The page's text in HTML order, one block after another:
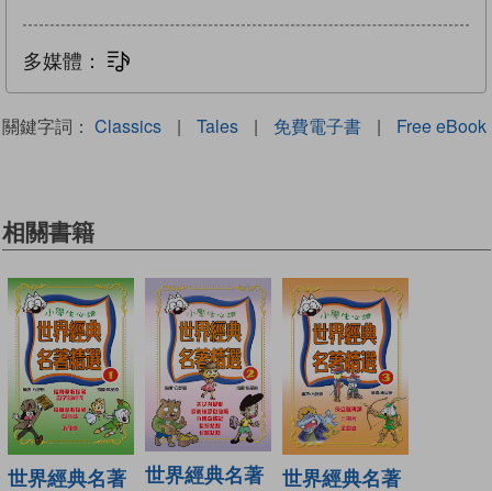
多媒體：
關鍵字詞： Classics | Tales | 免費電子書 | Free eBook
相關書籍
世界經典名著
世界經典名著
世界經典名著